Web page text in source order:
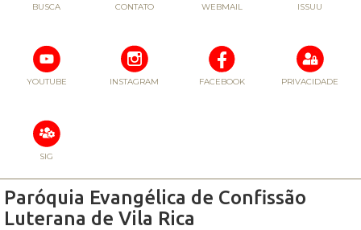
BUSCA CONTATO WEBMAIL ISSUU
YOUTUBE INSTAGRAM FACEBOOK PRIVACIDADE
SIG
Paróquia Evangélica de Confissão
Luterana de Vila Rica